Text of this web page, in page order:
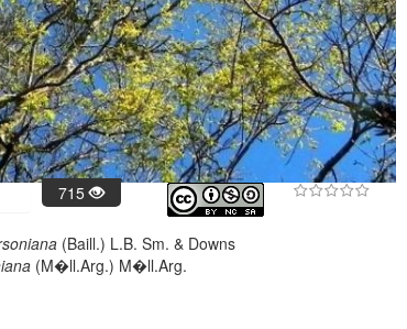
715
(Baill.) L.B. Sm. & Downs
(M�ll.Arg.) M�ll.Arg.